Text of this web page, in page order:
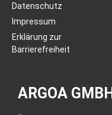
Datenschutz
Impressum
Erklärung zur
Barrierefreiheit
ARGOA GMBH